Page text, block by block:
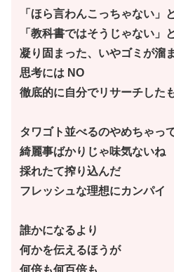
「ほら言わんこっちゃない」
「教科書ではそうじゃない」
凝り固まった、いやゴミが溜
思考には NO
徹底的に自分でリサーチした
タワゴト並べるのやめちゃっ
綺麗事ばかりじゃ味気ないね
採れたて搾り込んだ
フレッシュな理想にカンパイ
誰かになるより
何かを伝えるほうが